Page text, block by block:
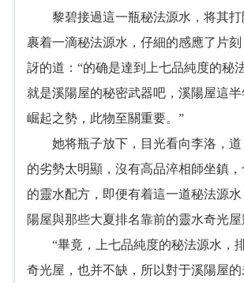
黎碧接過這一瓶秘法源水，将其打
裹着一滴秘法源水，仔細的感應了片
訝的道：“的确是達到上七品純度的秘
就是溪陽屋的秘密武器吧，溪陽屋這
崛起之勢，此物至關重要。”
她将瓶子放下，目光看向李洛，道
的劣勢太明顯，沒有高品淬相師坐鎮
的靈水配方，即便有着這一道秘法源
陽屋與那些大夏排名靠前的靈水奇光屋
“畢竟，上七品純度的秘法源水，
奇光屋，也并不缺，所以對于溪陽屋